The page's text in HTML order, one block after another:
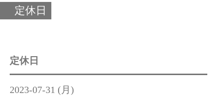
定休日
定休日
2023-07-31 (月)